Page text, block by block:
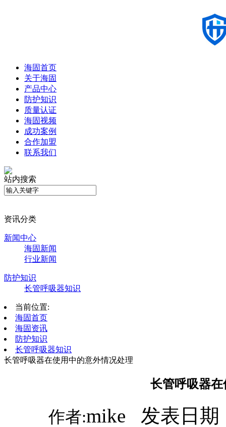
海固首页
关于海固
产品中心
防护知识
质量认证
海固视频
成功案例
合作加盟
联系我们
站内搜索
资讯分类
新闻中心
海固新闻
行业新闻
防护知识
长管呼吸器知识
当前位置:
海固首页
海固资讯
防护知识
长管呼吸器知识
长管呼吸器在使用中的意外情况处理
长管呼吸器
作者:mike 发表日